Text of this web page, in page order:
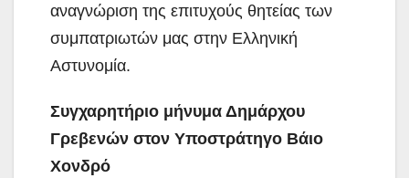
αναγνώριση της επιτυχούς θητείας των
συμπατριωτών μας στην Ελληνική
Αστυνομία.
Συγχαρητήριο μήνυμα Δημάρχου
Γρεβενών στον Υποστράτηγο Βάιο
Χονδρό